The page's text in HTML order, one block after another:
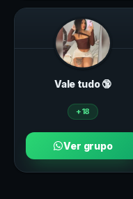
Vale tudo 🔞
+18
Ver grupo